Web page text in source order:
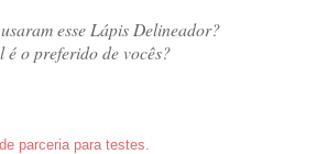
esse Lápis Delineador?
é o preferido de vocês?
parceria para testes.